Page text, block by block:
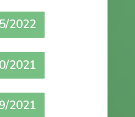
2022
2021
2021